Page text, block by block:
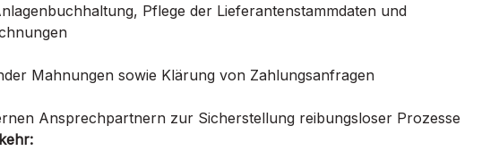
Pflege der Lieferantenstammdaten und
Mahnungen sowie Klärung von Zahlungsanfragen
Ansprechpartnern zur Sicherstellung reibungsloser Prozesse